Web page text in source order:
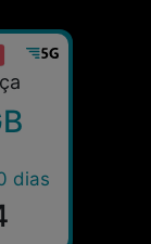
dias